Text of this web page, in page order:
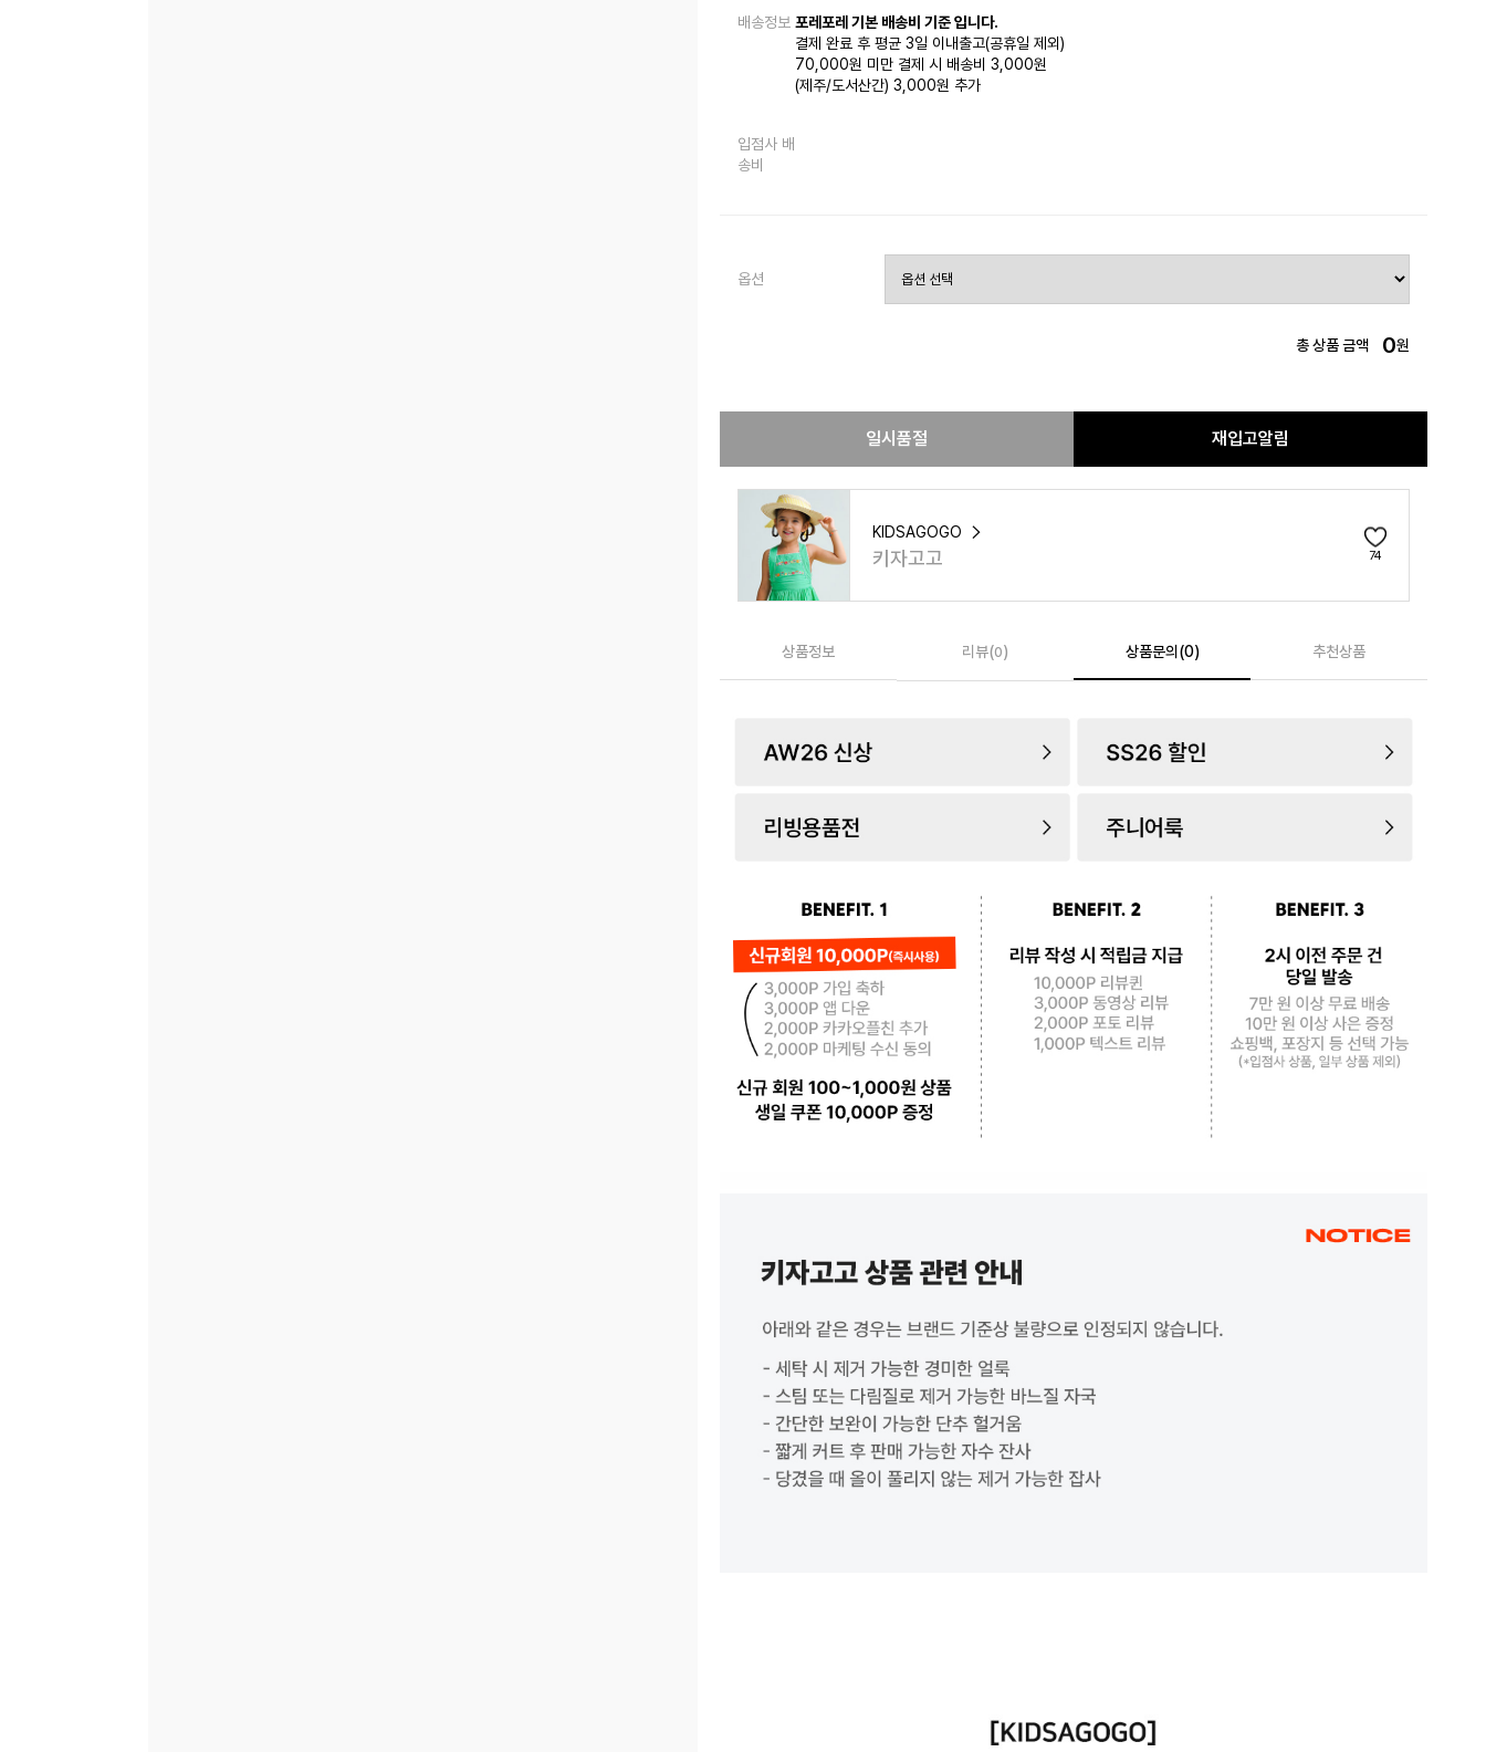
배송정보 포레포레 기본 배송비 기준 입니다.
결제 완료 후 평균 3일 이내출고(공휴일 제외)
70,000원 미만 결제 시 배송비 3,000원
(제주/도서산간) 3,000원 추가
입점사 배
송비
옵션
총 상품 금액 0원
일시품절 재입고알림
KIDSAGOGO
키자고고 74
상품정보 리뷰(0) 상품문의(0) 추천상품